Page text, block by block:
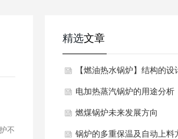
不
精选文章
【燃油热水锅炉】结构的设
怎样避免爆炸危
电加热蒸汽锅炉的用途分析
燃煤锅炉未来发展方向
锅炉的多重保温及自动上料